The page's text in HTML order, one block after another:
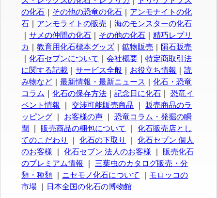
の化石
その他の恐竜の化石
アンモナイトの化
石
アンモライトの販売 ｜海のモンスターの化石
｜サメの仲間の化石 その他の化石 ｜精巧レプリ
カ
｜教育用化石標本グッズ ｜鉱物販売
隕石販売
｜化石セブンについて ｜会社概要 ｜特定商取引法
に関する記載 ｜サービス全般 お役立ち情報 ｜読
み物など ｜最新情報・最新ニュース ｜化石・恐竜
コラム
｜化石の保存方法 ｜記念日に化石 ｜恐竜イ
ベント情報
｜交渉可能販売商品
販売商品のラ
ッピング
お客様の声 ｜恐竜コラム・発掘の瞬
間
販売商品の梱包について ｜化石販売店とし
てのこだわり
｜化石の下取り ｜化石セブン 個人
のお客様 ｜化石セブン 法人のお客様
販売化石
のプレミアム情報
三葉虫のカタログ販売・分
類・種類
ニセモノ化石について
モロッコの
市場
日本全国の化石の博物館